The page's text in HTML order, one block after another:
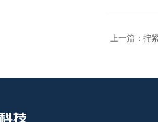
上一篇： 拧